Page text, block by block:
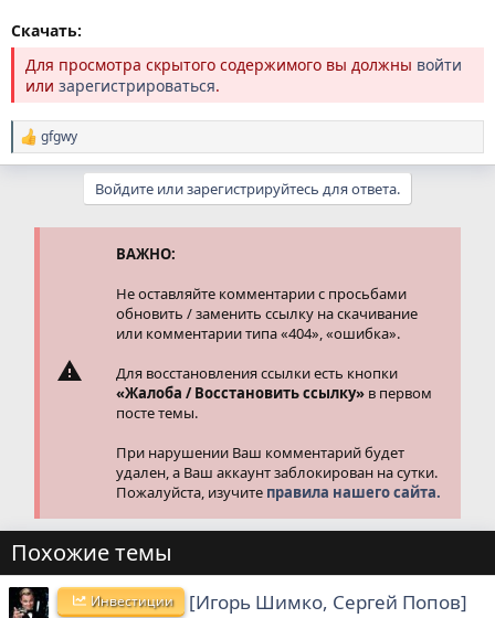
Скачать:
Для просмотра скрытого содержимого вы должны войти
или зарегистрироваться.
Р
е
gfgwy
Войдите или зарегистрируйтесь для ответа.
ВАЖНО:
Не оставляйте комментарии с просьбами
обновить / заменить ссылку на скачивание
или комментарии типа «404», «ошибка».
Для восстановления ссылки есть кнопки
«Жалоба / Восстановить ссылку» в первом
посте темы.
При нарушении Ваш комментарий будет
удален, а Ваш аккаунт заблокирован на сутки.
Пожалуйста, изучите правила нашего сайта.
Похожие темы
Инвестиции
[Игорь Шимко, Сергей Попов]